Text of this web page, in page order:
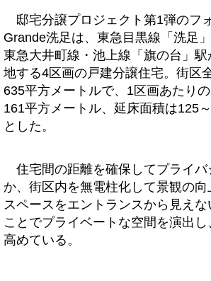
邸宅分譲プロジェクト第1弾のフ
Grande洗足は、東急目黒線「洗足
東急大井町線・池上線「旗の台」
地する4区画の戸建分譲住宅。街区
635平方メートルで、1区画あたり
161平方メートル、延床面積は125
とした。
住宅間の距離を確保してプライ
か、街区内を無電柱化して景観の
スペースをエントランスから見え
ことでプライベートな空間を演出
高めている。